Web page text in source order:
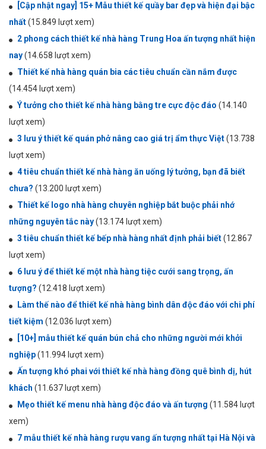
[Cập nhật ngay] 15+ Mẫu thiết kế quầy bar đẹp và hiện đại bậc
nhất(15.849 lượt xem)
2 phong cách thiết kế nhà hàng Trung Hoa ấn tượng nhất hiện
nay(14.658 lượt xem)
Thiết kế nhà hàng quán bia các tiêu chuẩn cần nắm được
(14.454 lượt xem)
Ý tưởng cho thiết kế nhà hàng bằng tre cực độc đáo (14.140
lượt xem)
3 lưu ý thiết kế quán phở nâng cao giá trị ẩm thực Việt(13.738
lượt xem)
4 tiêu chuẩn thiết kế nhà hàng ăn uống lý tưởng, bạn đã biết
chưa? (13.200 lượt xem)
Thiết kế logo nhà hàng chuyên nghiệp bắt buộc phải nhớ
những nguyên tắc này(13.174 lượt xem)
3 tiêu chuẩn thiết kế bếp nhà hàng nhất định phải biết(12.867
lượt xem)
6 lưu ý để thiết kế một nhà hàng tiệc cưới sang trọng, ấn
tượng? (12.418 lượt xem)
Làm thế nào để thiết kế nhà hàng bình dân độc đáo với chi phí
tiết kiệm (12.036 lượt xem)
[10+] mẫu thiết kế quán bún chả cho những người mới khởi
nghiệp(11.994 lượt xem)
Ấn tượng khó phai với thiết kế nhà hàng đồng quê bình dị, hút
khách (11.637 lượt xem)
Mẹo thiết kế menu nhà hàng độc đáo và ấn tượng (11.584 lượt
xem)
7 mẫu thiết kế nhà hàng rượu vang ấn tượng nhất tại Hà Nội và